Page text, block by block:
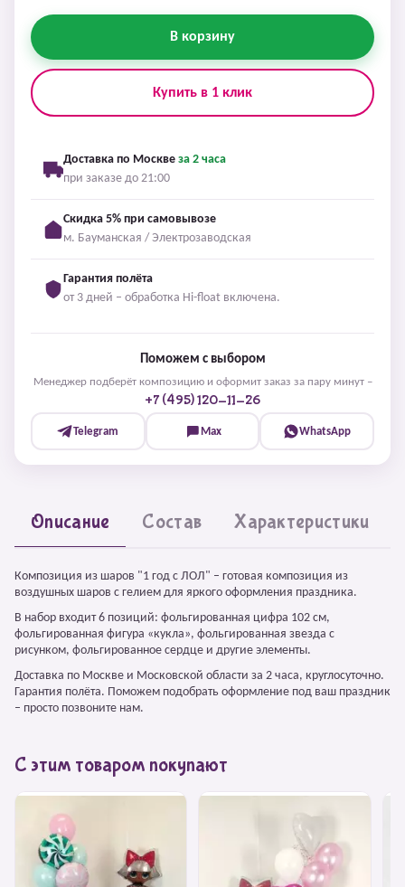
В корзину
Купить в 1 клик
Доставка по Москве за 2 часа
при заказе до 21:00
Скидка 5% при самовывозе
м. Бауманская / Электрозаводская
Гарантия полёта
от 3 дней – обработка Hi-float включена.
Поможем с выбором
Менеджер подберёт композицию и оформит заказ за пару минут –
+7 (495) 120-11-26
Telegram Max WhatsApp
Описание Состав Характеристики
Композиция из шаров "1 год с ЛОЛ" – готовая композиция из
воздушных шаров с гелием для яркого оформления праздника.
В набор входит 6 позиций: фольгированная цифра 102 см,
фольгированная фигура «кукла», фольгированная звезда с
рисунком, фольгированное сердце и другие элементы.
Доставка по Москве и Московской области за 2 часа, круглосуточно.
Гарантия полёта. Поможем подобрать оформление под ваш праздник
– просто позвоните нам.
С этим товаром покупают